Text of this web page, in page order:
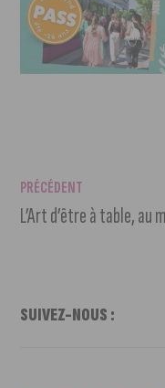
PRÉCÉDENT
SUIVEZ-NOUS :